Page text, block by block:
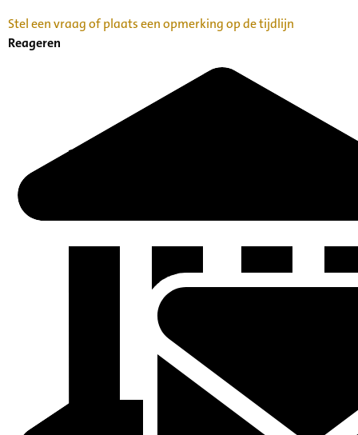
Stel een vraag of plaats een opmerking op de tijdlijn
Reageren